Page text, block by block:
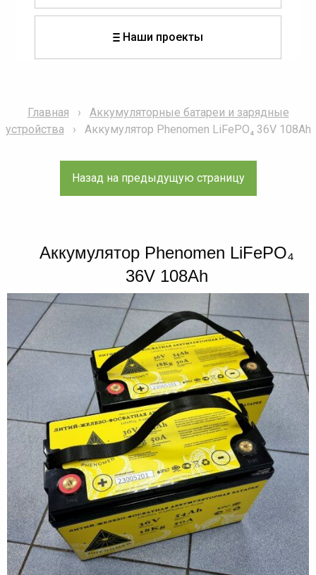
Наши проекты
Главная
Аккумуляторные батареи и зарядные
устройства
Аккумулятор Phenomen LiFePO₄ 36V 108Ah
Аккумулятор Phenomen LiFePO₄
36V 108Ah